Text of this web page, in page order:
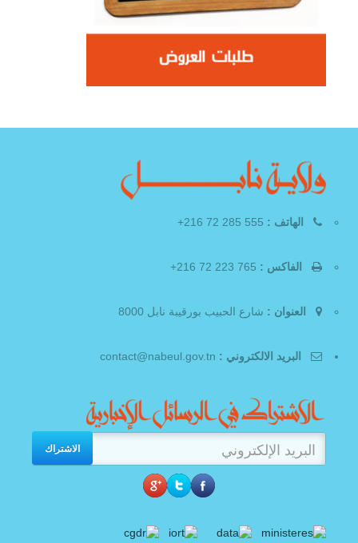
الهاتف :
الفاكس :
العنوان : شارع الحبيب بورقيبة نابل 8000
البريد الالكتروني :
الاشتراك